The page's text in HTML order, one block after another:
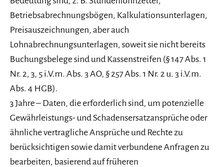
Betriebsabrechnungsbögen, Kalkulationsunterlagen,
Preisauszeichnungen, aber auch
Lohnabrechnungsunterlagen, soweit sie nicht bereits
Buchungsbelege sind und Kassenstreifen (§ 147 Abs. 1
Nr. 2, 3, 5 i.V.m. Abs. 3 AO, § 257 Abs. 1 Nr. 2 u. 3 i.V.m.
Abs. 4 HGB).
3 Jahre – Daten, die erforderlich sind, um potenzielle
Gewährleistungs- und Schadensersatzansprüche oder
ähnliche vertragliche Ansprüche und Rechte zu
berücksichtigen sowie damit verbundene Anfragen zu
bearbeiten, basierend auf früheren